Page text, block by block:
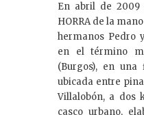
En abril de 2009
HORRA de la
hermanos Pedro
en el término
(Burgos), en
ubicada entre
Villalobón, a dos
casco urbano,